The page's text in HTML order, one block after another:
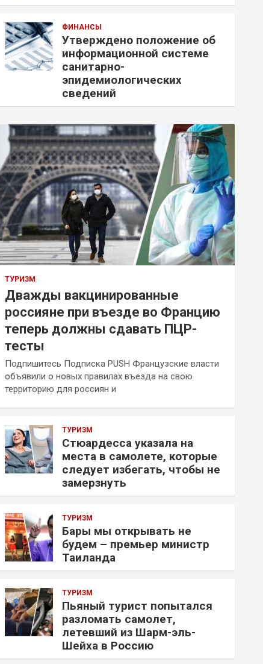
ФИНАНСЫ
Утверждено положение об
информационной системе
санитарно-
эпидемиологических
сведений
ТУРИЗМ
Дважды вакцинированные
россияне при въезде во Францию
теперь должны сдавать ПЦР-
тесты
Подпишитесь Подписка PUSH Французские власти
объявили о новых правилах въезда на свою
территорию для россиян и
ТУРИЗМ
Стюардесса указала на
места в самолете, которые
следует избегать, чтобы не
замерзнуть
ТУРИЗМ
Бары мы открывать не
будем – премьер министр
Таиланда
ТУРИЗМ
Пьяный турист попытался
разломать самолет,
летевший из Шарм-эль-
Шейха в Россию